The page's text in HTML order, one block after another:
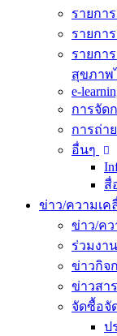
รายกา
รายการ
รายกา
สุขภาพ
e-
การจัด
การถ่า
อื่นๆ
สื่
ข่าว/ความเค
ข่าว/คว
ร่วมงา
ข่าวกิจ
ข่าวสา
จัดซื้อจั
ป